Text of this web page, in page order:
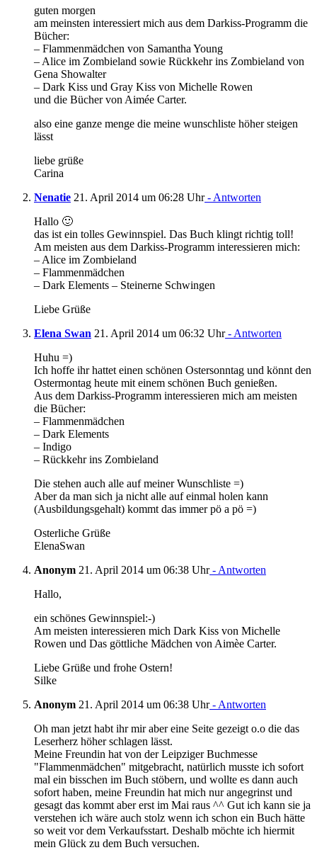
guten morgen
am meinsten interessiert mich aus dem Darkiss-Programm die
Bücher:
– Flammenmädchen von Samantha Young
– Alice im Zombieland sowie Rückkehr ins Zombieland von
Gena Showalter
– Dark Kiss und Gray Kiss von Michelle Rowen
und die Bücher von Aimée Carter.
also eine ganze menge die meine wunschliste höher steigen
lässt
liebe grüße
Carina
Nenatie 21. April 2014 um 06:28 Uhr- Antworten
Hallo 🙂
das ist ein tolles Gewinnspiel. Das Buch klingt richtig toll!
Am meisten aus dem Darkiss-Programm interessieren mich:
– Alice im Zombieland
– Flammenmädchen
– Dark Elements – Steinerne Schwingen
Liebe Grüße
Elena Swan 21. April 2014 um 06:32 Uhr- Antworten
Huhu =)
Ich hoffe ihr hattet einen schönen Ostersonntag und könnt den
Ostermontag heute mit einem schönen Buch genießen.
Aus dem Darkiss-Programm interessieren mich am meisten
die Bücher:
– Flammenmädchen
– Dark Elements
– Indigo
– Rückkehr ins Zombieland
Die stehen auch alle auf meiner Wunschliste =)
Aber da man sich ja nicht alle auf einmal holen kann
(Ausbildungsgehalt) kommt das immer pö a pö =)
Osterliche Grüße
ElenaSwan
Anonym 21. April 2014 um 06:38 Uhr- Antworten
Hallo,
ein schönes Gewinnspiel:-)
Am meisten interessieren mich Dark Kiss von Michelle
Rowen und Das göttliche Mädchen von Aimèe Carter.
Liebe Grüße und frohe Ostern!
Silke
Anonym 21. April 2014 um 06:38 Uhr- Antworten
Oh man jetzt habt ihr mir aber eine Seite gezeigt o.o die das
Leserherz höher schlagen lässt.
Meine Freundin hat von der Leipziger Buchmesse
"Flammenmädchen" mitgebracht, natürlich musste ich sofort
mal ein bisschen im Buch stöbern, und wollte es dann auch
sofort haben, meine Freundin hat mich nur angegrinst und
gesagt das kommt aber erst im Mai raus ^^ Gut ich kann sie ja
verstehen ich wäre auch stolz wenn ich schon ein Buch hätte
so weit vor dem Verkaufsstart. Deshalb möchte ich hiermit
mein Glück zu dem Buch versuchen.